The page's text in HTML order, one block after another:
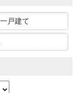
戸建て